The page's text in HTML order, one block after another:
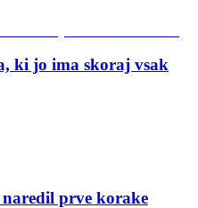
ki jo ima skoraj vsak
prve korake